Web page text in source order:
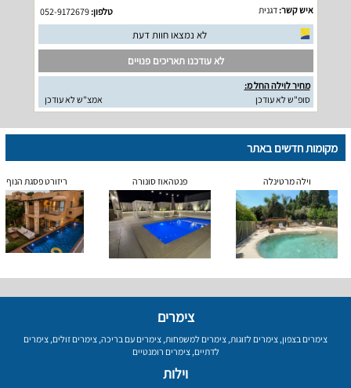
איש קשר:דגנית טלפון:052-9172679
לא נמצאו חוות דעת
לא עודכנו תאריכים פנויים
מחיר לוילה החל מ:
סופ"ש לא עודכן
אמצ"ש לא עודכן
מקומות חדשים באתר
וילה מרטינלה פנטהאוז סונורה ריזורט פסגת הנוף
צימרים
צימרים בצפון, צימרים לזוגות, צימרים למשפחות, צימרים עם בריכה, צימרים זולים, צימרים
לדתיים,צימרים רומנטיים
וילות